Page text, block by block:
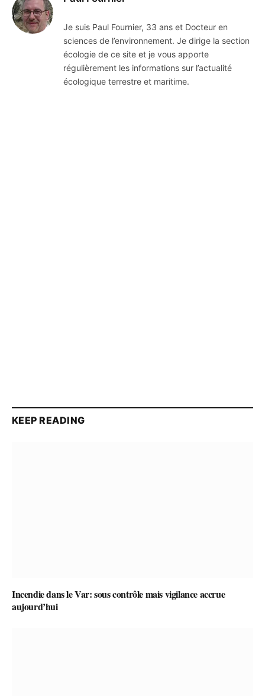
Je suis Paul Fournier, 33 ans et Docteur en
sciences de l’environnement. Je dirige la section
écologie de ce site et je vous apporte
régulièrement les informations sur l’actualité
écologique terrestre et maritime.
KEEP READING
Incendie dans le Var: sous contrôle mais vigilance accrue
aujourd’hui